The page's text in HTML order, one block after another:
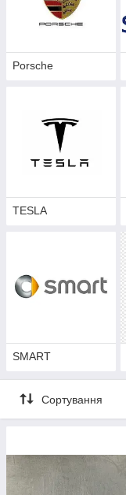
Porsche
TESLA
SMART
Сортування